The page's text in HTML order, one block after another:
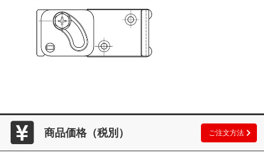
商品価格（税別） ご注文方法